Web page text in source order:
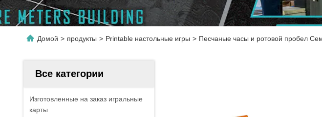
Домой > продукты > Printable настольные игры > Песчаные часы и ротовой пробел
Все категории
Изготовленные на заказ игральные
карты